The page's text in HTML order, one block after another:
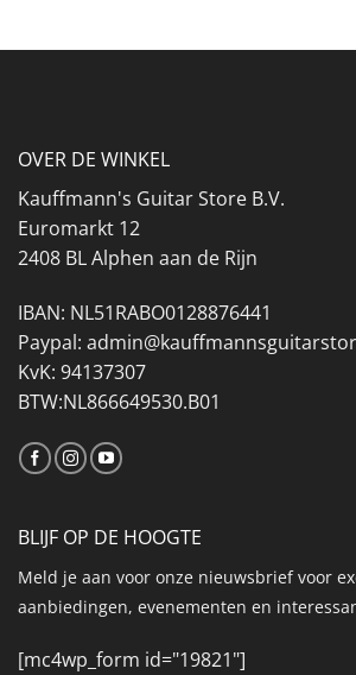
OVER DE WINKEL
Kauffmann's Guitar Store B.V.
Euromarkt 12
2408 BL Alphen aan de Rijn
IBAN: NL51RABO0128876441
Paypal:
KvK: 94137307
BTW:NL866649530.B01
BLIJF OP DE HOOGTE
Meld je aan voor onze nieuwsbrief voor
aanbiedingen, evenementen en
[mc4wp_form id="19821"]